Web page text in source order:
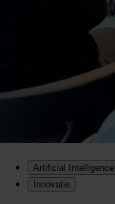
Artificial Intelligence
Innovatie